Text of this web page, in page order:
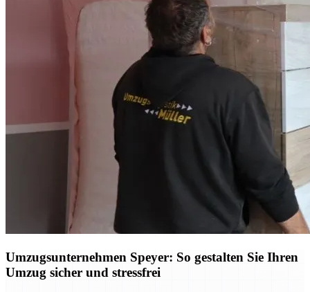
Umzugsunternehmen Speyer: So gestalten Sie Ihren
Umzug sicher und stressfrei